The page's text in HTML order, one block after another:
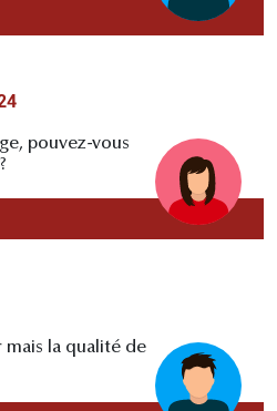
pouvez-vous
mais la qualité de